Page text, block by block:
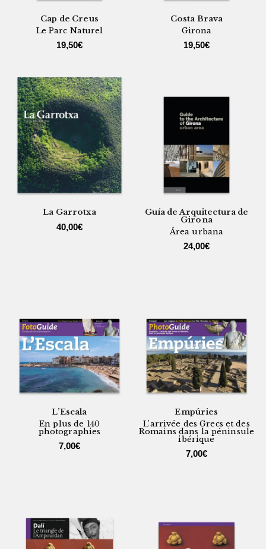
Cap de Creus
Le Parc Naturel
19,50€
Costa Brava
Girona
19,50€
La Garrotxa
40,00€
Guía de Arquitectura de
Girona
Área urbana
24,00€
L’Escala
En plus de 140
photographies
7,00€
Empúries
L’arrivée des Grecs et des
Romains dans la péninsule
ibérique
7,00€